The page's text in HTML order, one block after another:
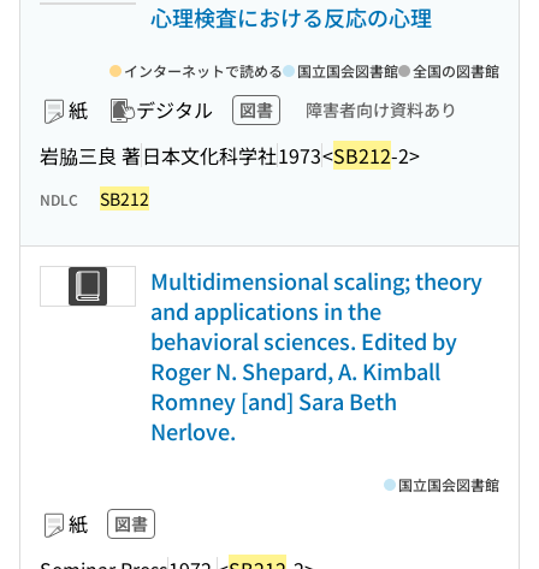
心理検査における反応の心理
紙 デジタル 図書 障害者向け資料あり
岩脇三良 著日本文化科学社1973<SB212-2>
インターネットで読める 国立国会図書館 全国の図書館
NDLC SB212
Multidimensional scaling; theory
and applications in the
behavioral sciences. Edited by
Roger N. Shepard, A. Kimball
Romney [and] Sara Beth
Nerlove.
紙 図書
国立国会図書館